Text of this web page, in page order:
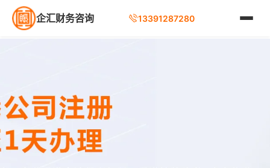
企汇财务咨询 13391287280